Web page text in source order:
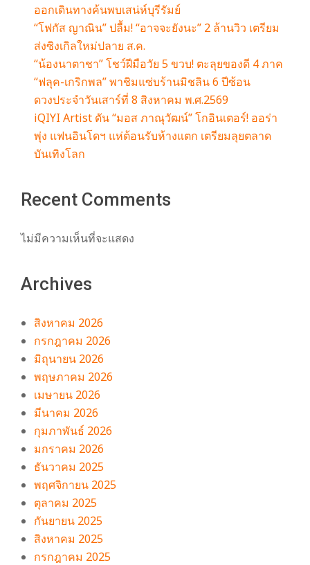
ออกเดินทางค้นพบเสน่ห์บุรีรัมย์
“โฟกัส ญาณิน” ปลื้ม! “อาจจะยังนะ” 2 ล้านวิว เตรียม
ส่งซิงเกิลใหม่ปลาย ส.ค.
“น้องนาตาชา” โชว์ฝีมือวัย 5 ขวบ! ตะลุยของดี 4 ภาค
“ฟลุค-เกริกพล” พาชิมแซ่บร้านมิชลิน 6 ปีซ้อน
ดวงประจำวันเสาร์ที่ 8 สิงหาคม พ.ศ.2569
iQIYI Artist ดัน “มอส ภาณุวัฒน์” โกอินเตอร์! ออร่า
พุ่ง แฟนอินโดฯ แห่ต้อนรับห้างแตก เตรียมลุยตลาด
บันเทิงโลก
Recent Comments
ไม่มีความเห็นที่จะแสดง
Archives
สิงหาคม 2026
กรกฎาคม 2026
มิถุนายน 2026
พฤษภาคม 2026
เมษายน 2026
มีนาคม 2026
กุมภาพันธ์ 2026
มกราคม 2026
ธันวาคม 2025
พฤศจิกายน 2025
ตุลาคม 2025
กันยายน 2025
สิงหาคม 2025
กรกฎาคม 2025